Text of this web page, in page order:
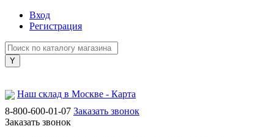
Вход
Регистрация
Наш склад в Москве - Карта
8-800-600-01-07 Заказать звонок
Заказать звонок